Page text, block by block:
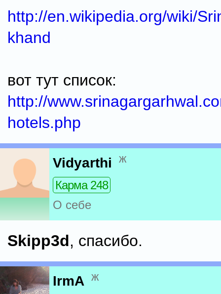
http://en.wikipedia.org/wiki/
khand
вот тут список:
http://
hotels.php
Vidyarthi ж
Карма 248
О себе
Skipp3d, спасибо.
IrmA ж